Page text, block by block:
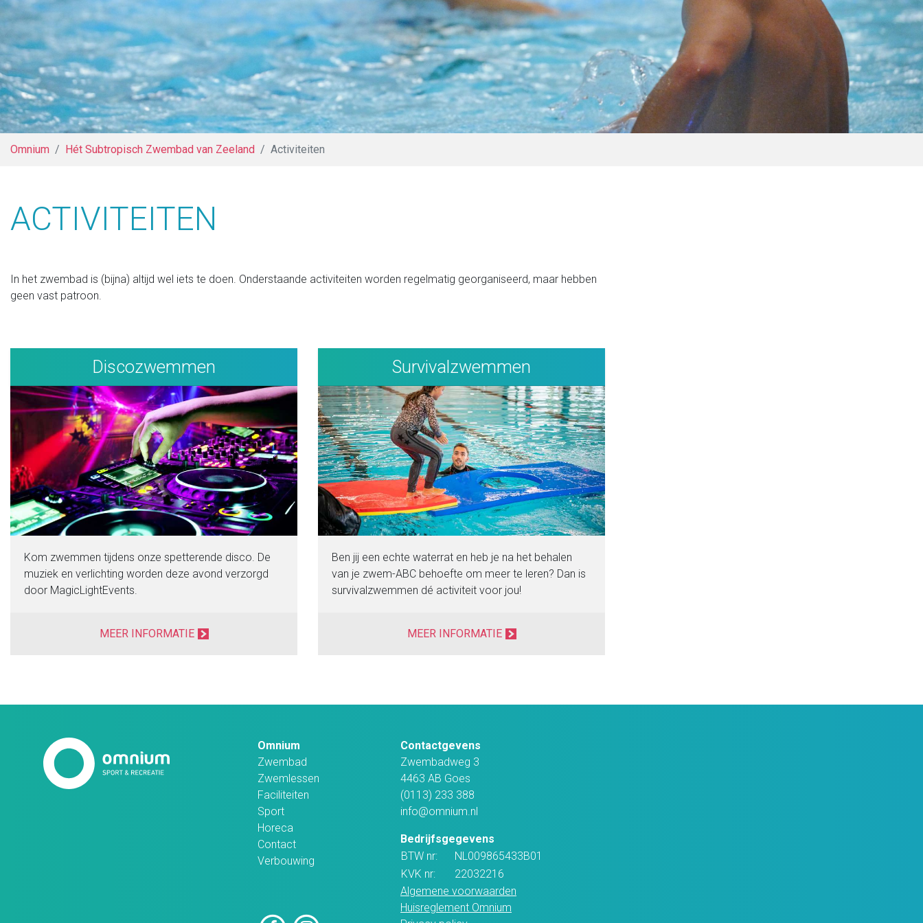
Omnium Hét Subtropisch Zwembad van Zeeland Activiteiten
ACTIVITEITEN
In het zwembad is (bijna) altijd wel iets te doen. Onderstaande activiteiten worden regelmatig georganiseerd, maar hebben
geen vast patroon.
Discozwemmen
Kom zwemmen tijdens onze spetterende disco. De
muziek en verlichting worden deze avond verzorgd
door MagicLightEvents.
MEER INFORMATIE
Survivalzwemmen
Ben jij een echte waterrat en heb je na het behalen
van je zwem-ABC behoefte om meer te leren? Dan is
survivalzwemmen dé activiteit voor jou!
MEER INFORMATIE
Omnium
Zwembad
Zwemlessen
Faciliteiten
Sport
Horeca
Contact
Verbouwing
Contactgevens
Zwembadweg 3
4463 AB Goes
(0113) 233 388
info@omnium.nl
Bedrijfsgegevens
BTW nr:
NL009865433B01
KVK nr:
22032216
Algemene voorwaarden
Huisreglement Omnium